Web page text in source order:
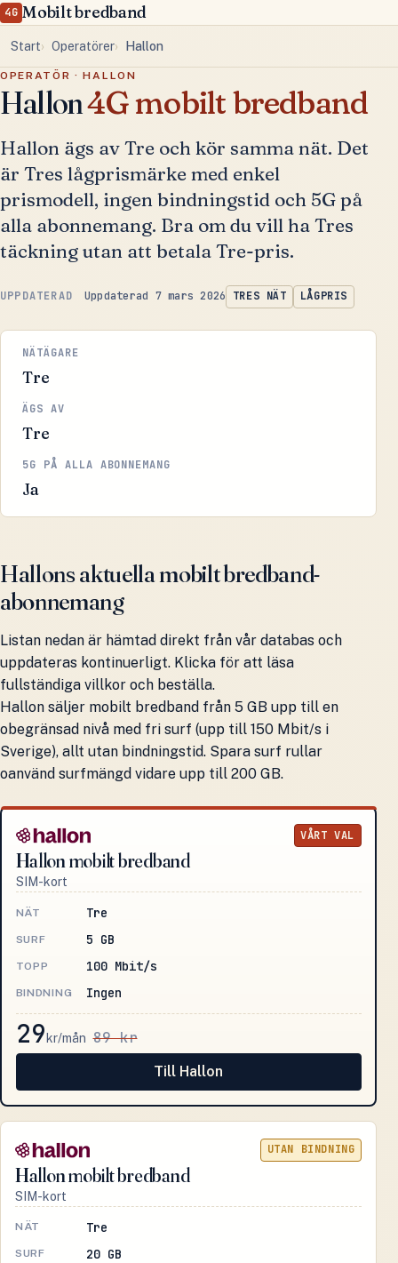
4G Mobilt bredband
Start Operatörer Hallon
OPERATÖR · HALLON
Hallon4G mobilt bredband
Hallon ägs av Tre och kör samma nät. Det
är Tres lågprismärke med enkel
prismodell, ingen bindningstid och 5G på
alla abonnemang. Bra om du vill ha Tres
täckning utan att betala Tre-pris.
Uppdaterad 7 mars 2026 TRES NÄT LÅGPRIS
NÄTÄGARE
Tre
ÄGS AV
Tre
5G PÅ ALLA ABONNEMANG
Ja
Hallons aktuella mobilt bredband-
abonnemang
Listan nedan är hämtad direkt från vår databas och
uppdateras kontinuerligt. Klicka för att läsa
fullständiga villkor och beställa.
Hallon säljer mobilt bredband från 5 GB upp till en
obegränsad nivå med fri surf (upp till 150 Mbit/s i
Sverige), allt utan bindningstid. Spara surf rullar
oanvänd surfmängd vidare upp till 200 GB.
VÅRT VAL
Hallon mobilt bredband
SIM-kort
NÄT Tre
SURF 5 GB
TOPP 100 Mbit/s
BINDNING Ingen
29 kr/mån 89 kr
Till Hallon
UTAN BINDNING
Hallon mobilt bredband
SIM-kort
NÄT Tre
SURF 20 GB